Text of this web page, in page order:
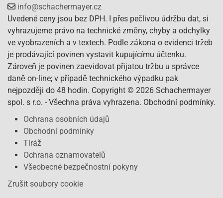
info@schachermayer.cz
Uvedené ceny jsou bez DPH. I přes pečlivou údržbu dat, si
vyhrazujeme právo na technické změny, chyby a odchylky
ve vyobrazeních a v textech. Podle zákona o evidenci tržeb
je prodávající povinen vystavit kupujícímu účtenku.
Zároveň je povinen zaevidovat přijatou tržbu u správce
daně on-line; v případě technického výpadku pak
nejpozději do 48 hodin. Copyright © 2026 Schachermayer
spol. s r.o. - Všechna práva vyhrazena. Obchodní podmínky.
Ochrana osobních údajů
Obchodní podmínky
Tiráž
Ochrana oznamovatelů
Všeobecné bezpečnostní pokyny
Zrušit soubory cookie